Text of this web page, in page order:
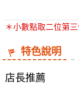
＊小數點取二位第
特色說明
店長推薦